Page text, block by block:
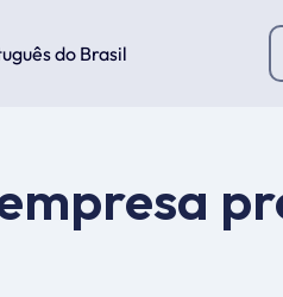
do Brasil